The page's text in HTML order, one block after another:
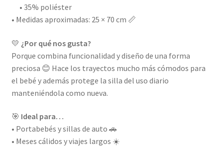
• 35% poliéster
• Medidas aproximadas: 25 × 70 cm 📏
💛 ¿Por qué nos gusta?
Porque combina funcionalidad y diseño de una forma
preciosa 😊 Hace los trayectos mucho más cómodos para
el bebé y además protege la silla del uso diario
manteniéndola como nueva.
🎯 Ideal para…
• Portabebés y sillas de auto 🚗
• Meses cálidos y viajes largos ☀️